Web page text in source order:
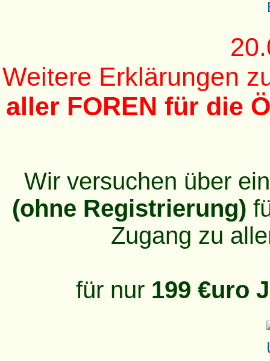
Weitere Erklärungen
aller FOREN für die
Wir versuchen über
(ohne Registrierung)
Zugang zu
für nur 199 €uro